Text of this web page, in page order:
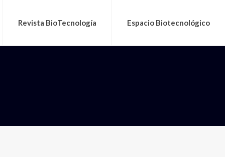
Revista BioTecnología Espacio Biotecnológico